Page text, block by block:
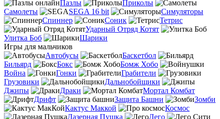
Пазлы
Приколы
Самолеты
SEGA 16 bit
Симуляторы
Спиннер
Соник
Тетрис
Ударный Отряд Котят
Улитка Боб
Шарики
Игры для мальчиков
Автобусы
Баскетбол
Бильярд
Бокс
Бомж Хобо
Война
Гонки
Грабители
Грузовики
Дальнобойщики
Джипы
Драки
Мортал Комбат
Дрифт
Защита Башни
Зомби
Кактус Маккой
Космос
Лазерная Пушка
Лего